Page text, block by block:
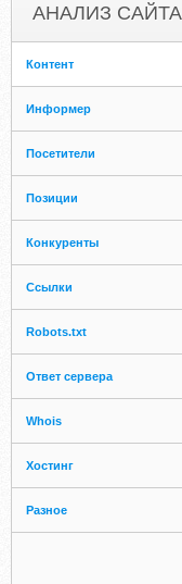
АНАЛИЗ САЙТА
Контент
Информер
Посетители
Позиции
Конкуренты
Ссылки
Robots.txt
Ответ сервера
Whois
Хостинг
Разное